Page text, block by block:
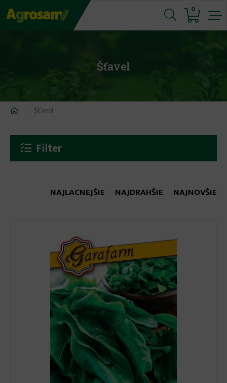
Jump
to
0
Šťavel
Nachádzate
tu
Šťavel
Filter
NAJLACNEJŠIE NAJDRAHŠIE NAJNOVŠIE